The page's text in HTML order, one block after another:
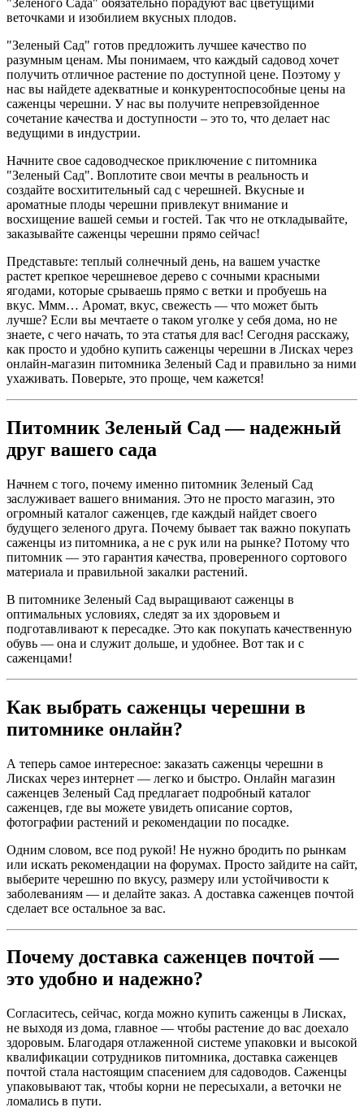
"Зеленого Сада" обязательно порадуют вас цветущими
веточками и изобилием вкусных плодов.
"Зеленый Сад" готов предложить лучшее качество по
разумным ценам. Мы понимаем, что каждый садовод хочет
получить отличное растение по доступной цене. Поэтому у
нас вы найдете адекватные и конкурентоспособные цены на
саженцы черешни. У нас вы получите непревзойденное
сочетание качества и доступности – это то, что делает нас
ведущими в индустрии.
Начните свое садоводческое приключение с питомника
"Зеленый Сад". Воплотите свои мечты в реальность и
создайте восхитительный сад с черешней. Вкусные и
ароматные плоды черешни привлекут внимание и
восхищение вашей семьи и гостей. Так что не откладывайте,
заказывайте саженцы черешни прямо сейчас!
Представьте: теплый солнечный день, на вашем участке
растет крепкое черешневое дерево с сочными красными
ягодами, которые срываешь прямо с ветки и пробуешь на
вкус. Ммм… Аромат, вкус, свежесть — что может быть
лучше? Если вы мечтаете о таком уголке у себя дома, но не
знаете, с чего начать, то эта статья для вас! Сегодня расскажу,
как просто и удобно купить саженцы черешни в Лисках через
онлайн-магазин питомника Зеленый Сад и правильно за ними
ухаживать. Поверьте, это проще, чем кажется!
Питомник Зеленый Сад — надежный
друг вашего сада
Начнем с того, почему именно питомник Зеленый Сад
заслуживает вашего внимания. Это не просто магазин, это
огромный каталог саженцев, где каждый найдет своего
будущего зеленого друга. Почему бывает так важно покупать
саженцы из питомника, а не с рук или на рынке? Потому что
питомник — это гарантия качества, проверенного сортового
материала и правильной закалки растений.
В питомнике Зеленый Сад выращивают саженцы в
оптимальных условиях, следят за их здоровьем и
подготавливают к пересадке. Это как покупать качественную
обувь — она и служит дольше, и удобнее. Вот так и с
саженцами!
Как выбрать саженцы черешни в
питомнике онлайн?
А теперь самое интересное: заказать саженцы черешни в
Лисках через интернет — легко и быстро. Онлайн магазин
саженцев Зеленый Сад предлагает подробный каталог
саженцев, где вы можете увидеть описание сортов,
фотографии растений и рекомендации по посадке.
Одним словом, все под рукой! Не нужно бродить по рынкам
или искать рекомендации на форумах. Просто зайдите на сайт,
выберите черешню по вкусу, размеру или устойчивости к
заболеваниям — и делайте заказ. А доставка саженцев почтой
сделает все остальное за вас.
Почему доставка саженцев почтой —
это удобно и надежно?
Согласитесь, сейчас, когда можно купить саженцы в Лисках,
не выходя из дома, главное — чтобы растение до вас доехало
здоровым. Благодаря отлаженной системе упаковки и высокой
квалификации сотрудников питомника, доставка саженцев
почтой стала настоящим спасением для садоводов. Саженцы
упаковывают так, чтобы корни не пересыхали, а веточки не
ломались в пути.